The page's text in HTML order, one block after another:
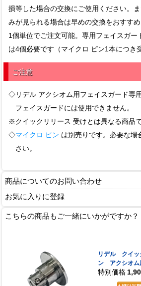
損等した場合の交換にご使用ください。
みが見られる場合は早めの交換をおすすめ
1個単位でご注文可能。専用フェイスガー
は4個必要です（マイクロ ピン1本につき
ご注意
◇リデル アクシオム用フェイスガード専
フェイスガードには使用できません。
※クイックリリース 受けとは異なる商品
◇マイクロ ピン は別売りです。必要な場
さい。
商品についてのお問い合わせ
お気に入りに登録
こちらの商品もご一緒にいかがですか？
リデル クイッ
ン アクシオム
特別価格